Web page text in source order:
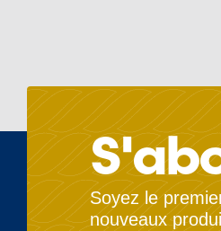
Soyez le
nouveaux